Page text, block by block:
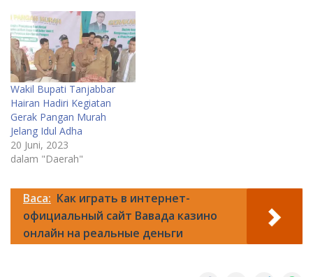
Wakil Bupati Tanjabbar
Hairan Hadiri Kegiatan
Gerak Pangan Murah
Jelang Idul Adha
20 Juni, 2023
dalam "Daerah"
Baca: Как играть в интернет-
официальный сайт Вавада казино
онлайн на реальные деньги